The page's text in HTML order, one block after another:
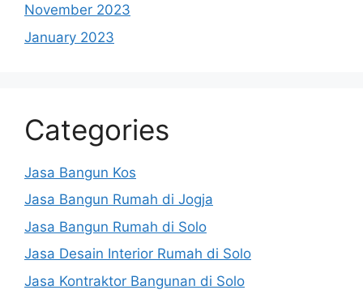
November 2023
January 2023
Categories
Jasa Bangun Kos
Jasa Bangun Rumah di Jogja
Jasa Bangun Rumah di Solo
Jasa Desain Interior Rumah di Solo
Jasa Kontraktor Bangunan di Solo